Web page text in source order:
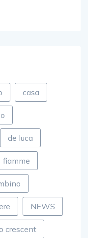
casa
de luca
fiamme
NEWS
crescent